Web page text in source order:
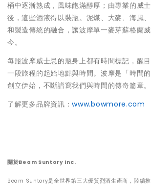
桶中逐漸熟成，風味飽滿醇厚；由專業的威
後，這些酒液得以裝瓶。泥煤、大麥、海風
和製造傳統的融合，讓波摩單一麥芽蘇格蘭
今。
每瓶波摩威士忌的瓶身上都有時間標記，醒
一段旅程的起始地點與時間。波摩是「時間
創立伊始，不斷譜寫我們與時間的傳奇篇章。
了解更多品牌資訊：www.bowmore.com
關於Beam Suntory Inc.
Beam Suntory是全世界第三大優質烈酒生產商，陸續